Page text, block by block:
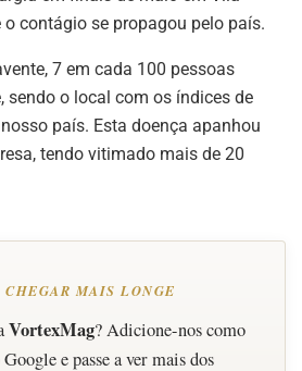
contágio se propagou pelo país.
7 em cada 100 pessoas
sendo o local com os índices de
país. Esta doença apanhou
tendo vitimado mais de 20
MAIS LONGE
VortexMag? Adicione-nos como
e passe a ver mais dos